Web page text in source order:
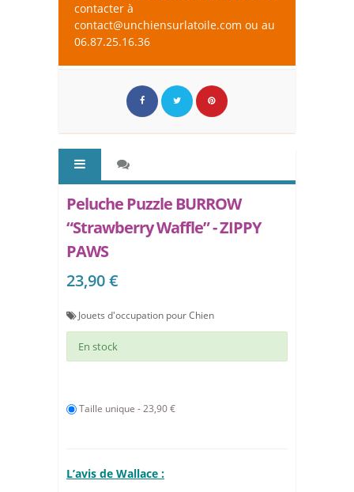
contacter à
contact@unchiensurlatoile.com ou au
06.87.25.16.36
Peluche Puzzle BURROW
“Strawberry Waffle” - ZIPPY
PAWS
23,90 €
Jouets d'occupation pour Chien
En stock
Taille unique - 23,90 €
L’avis de Wallace :